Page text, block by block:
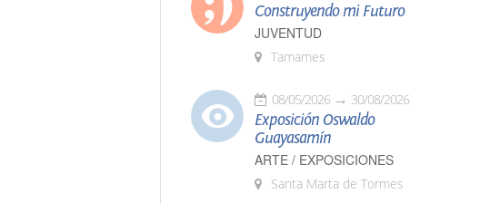
Construyendo mi Futuro
JUVENTUD
Tamames
08/05/2026 30/08/2026
Exposición Oswaldo
Guayasamín
ARTE / EXPOSICIONES
Santa Marta de Tormes